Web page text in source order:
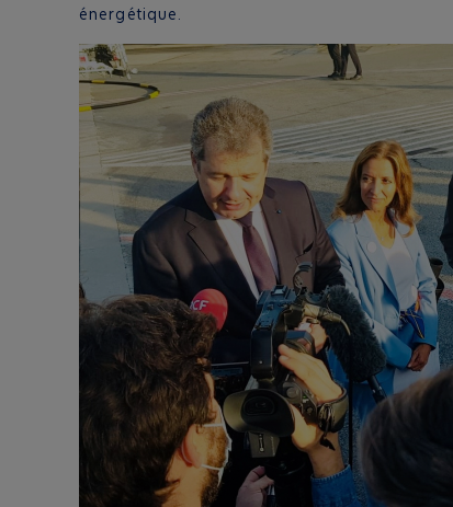
énergétique.